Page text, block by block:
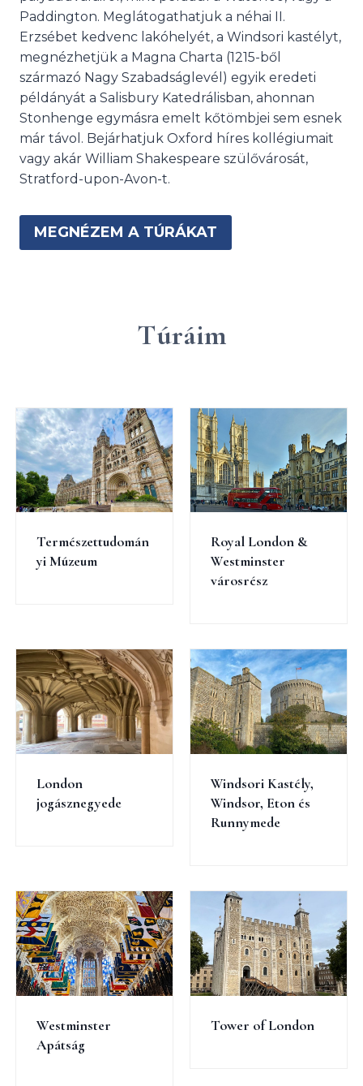
Paddington. Meglátogathatjuk a néhai II.
Erzsébet kedvenc lakóhelyét, a Windsori kastélyt,
megnézhetjük a Magna Charta (1215-ből
származó Nagy Szabadságlevél) egyik eredeti
példányát a Salisbury Katedrálisban, ahonnan
Stonhenge egymásra emelt kőtömbjei sem esnek
már távol. Bejárhatjuk Oxford híres kollégiumait
vagy akár William Shakespeare szülővárosát,
Stratford-upon-Avon-t.
MEGNÉZEM A TÚRÁKAT
Túráim
Természettudomán
yi Múzeum
Royal London &
Westminster
városrész
London
jogásznegyede
Windsori Kastély,
Windsor, Eton és
Runnymede
Westminster
Apátság
Tower of London